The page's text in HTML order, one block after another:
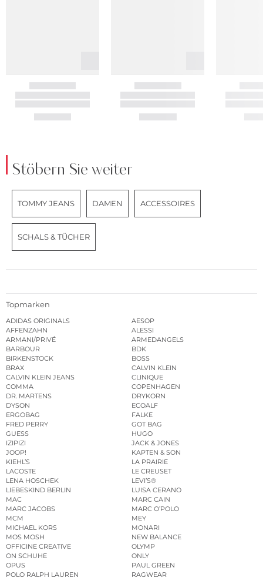
Stöbern Sie weiter
TOMMY JEANS DAMEN ACCESSOIRES
SCHALS & TÜCHER
Topmarken
ADIDAS ORIGINALS
AESOP
AFFENZAHN
ALESSI
ARMANI/PRIVÉ
ARMEDANGELS
BARBOUR
BDK
BIRKENSTOCK
BOSS
BRAX
CALVIN KLEIN
CALVIN KLEIN JEANS
CLINIQUE
COMMA
COPENHAGEN
DR. MARTENS
DRYKORN
DYSON
ECOALF
ERGOBAG
FALKE
FRED PERRY
GOT BAG
GUESS
HUGO
IZIPIZI
JACK & JONES
JOOP!
KAPTEN & SON
KIEHL’S
LA PRAIRIE
LACOSTE
LE CREUSET
LENA HOSCHEK
LEVI’S®
LIEBESKIND BERLIN
LUISA CERANO
MAC
MARC CAIN
MARC JACOBS
MARC O’POLO
MCM
MEY
MICHAEL KORS
MONARI
MOS MOSH
NEW BALANCE
OFFICINE CREATIVE
OLYMP
ON SCHUHE
ONLY
OPUS
PAUL GREEN
POLO RALPH LAUREN
RAGWEAR